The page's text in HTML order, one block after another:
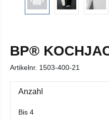
BP®
Artikelnr. 1503-400-21
Anzahl
Bis 4